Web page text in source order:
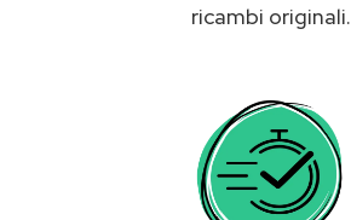
ricambi originali.